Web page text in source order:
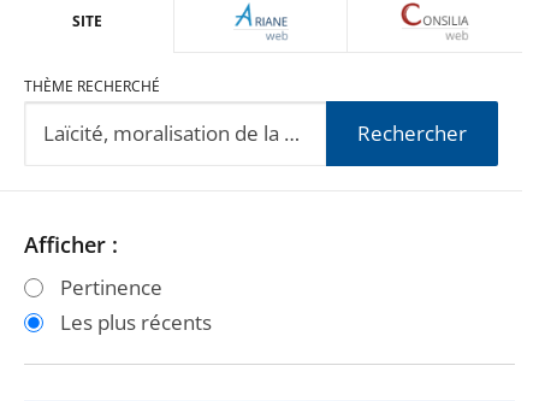
SITE ARIANEWEB
THÈME RECHERCHÉ
Rechercher
Passer
les
filtres
Passer
les
filtres
Afficher :
Pertinence
Les plus récents